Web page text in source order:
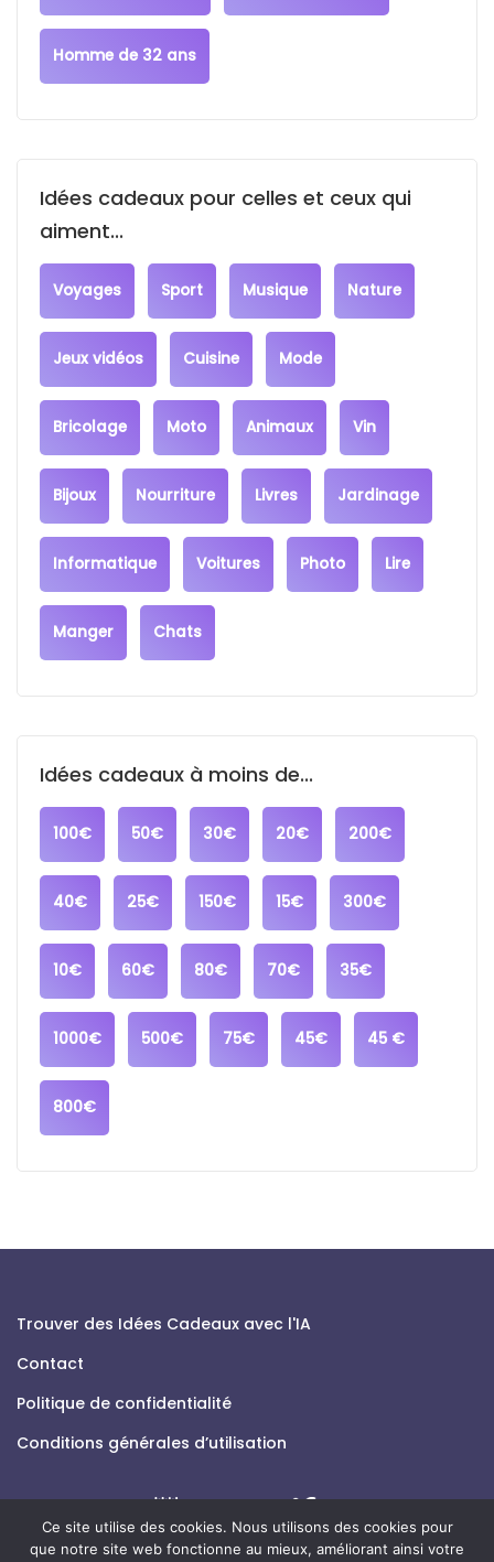
Homme de 32 ans
Idées cadeaux pour celles et ceux qui
aiment...
Voyages Sport Musique Nature
Jeux vidéos Cuisine Mode
Bricolage Moto Animaux Vin
Bijoux Nourriture Livres Jardinage
Informatique Voitures Photo Lire
Manger Chats
Idées cadeaux à moins de...
100€ 50€ 30€ 20€ 200€
40€ 25€ 150€ 15€ 300€
10€ 60€ 80€ 70€ 35€
1000€ 500€ 75€ 45€ 45 €
800€
Trouver des Idées Cadeaux avec l'IA
Contact
Politique de confidentialité
Conditions générales d’utilisation
Ce site utilise des cookies. Nous utilisons des cookies pour
que notre site web fonctionne au mieux, améliorant ainsi votre